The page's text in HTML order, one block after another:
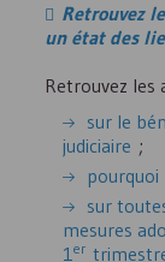
Retrouvez
un état des
Retrouvez les
sur le
judiciaire ;
pourquoi
sur
mesures
1er